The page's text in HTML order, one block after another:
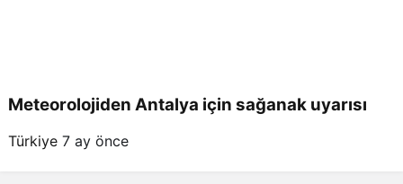
Meteorolojiden Antalya için sağanak uyarısı
Türkiye 7 ay önce